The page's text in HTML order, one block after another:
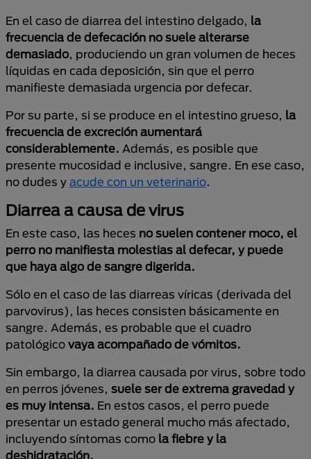
En el caso de diarrea del intestino delgado, la
frecuencia de defecación no suele alterarse
demasiado, produciendo un gran volumen de heces
líquidas en cada deposición, sin que el perro
manifieste demasiada urgencia por defecar.
Por su parte, si se produce en el intestino grueso, la
frecuencia de excreción aumentará
considerablemente. Además, es posible que
presente mucosidad e inclusive, sangre. En ese caso,
no dudes y acude con un veterinario.
Diarrea a causa de virus
En este caso, las heces no suelen contener moco, el
perro no manifiesta molestias al defecar, y puede
que haya algo de sangre digerida.
Sólo en el caso de las diarreas víricas (derivada del
parvovirus), las heces consisten básicamente en
sangre. Además, es probable que el cuadro
patológico vaya acompañado de vómitos.
Sin embargo, la diarrea causada por virus, sobre todo
en perros jóvenes, suele ser de extrema gravedad y
es muy intensa. En estos casos, el perro puede
presentar un estado general mucho más afectado,
incluyendo síntomas como la fiebre y la
deshidratación.